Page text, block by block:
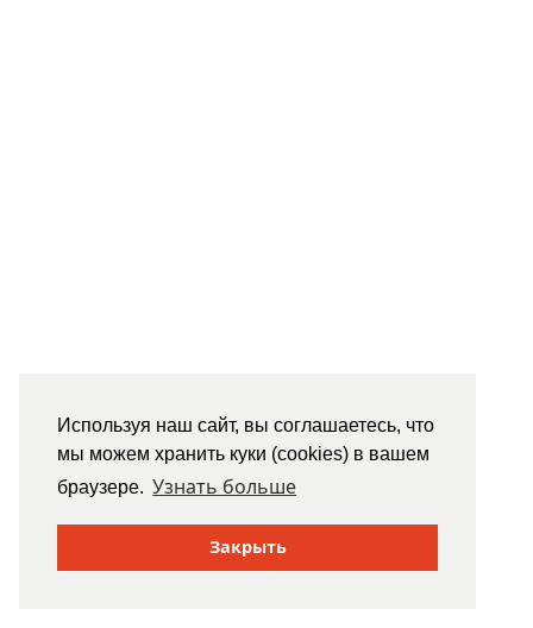
Используя наш сайт, вы соглашаетесь, что
мы можем хранить куки (cookies) в вашем
браузере. Узнать больше
Закрыть